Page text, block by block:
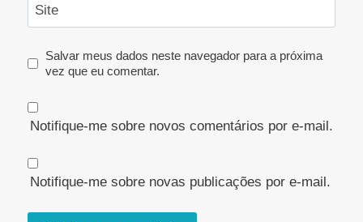
Site
Salvar meus dados neste navegador para a próxima
vez que eu comentar.
Notifique-me sobre novos comentários por e-mail.
Notifique-me sobre novas publicações por e-mail.